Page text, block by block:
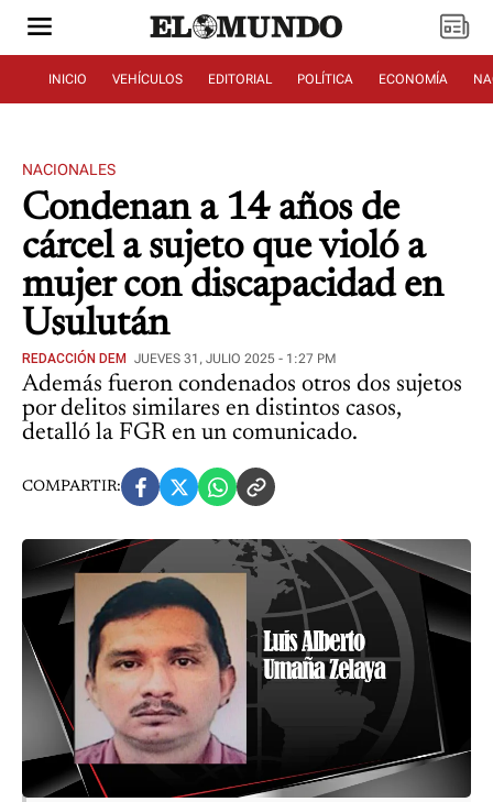
INICIO VEHÍCULOS EDITORIAL POLÍTICA ECONOMÍA
NACIONALES
Condenan a 14 años de
cárcel a sujeto que violó a
mujer con discapacidad en
Usulután
REDACCIÓN DEM JUEVES 31, JULIO 2025 - 1:27 PM
Además fueron condenados otros dos sujetos
por delitos similares en distintos casos,
detalló la FGR en un comunicado.
COMPARTIR: